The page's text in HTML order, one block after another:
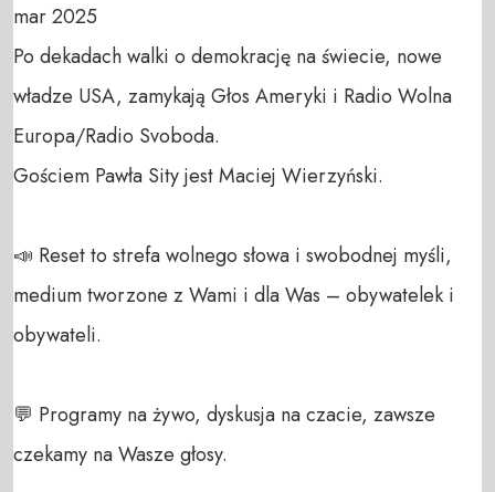
mar 2025
Po dekadach walki o demokrację na świecie, nowe
władze USA, zamykają Głos Ameryki i Radio Wolna
Europa/Radio Svoboda.
Gościem Pawła Sity jest Maciej Wierzyński.
📣 Reset to strefa wolnego słowa i swobodnej myśli,
medium tworzone z Wami i dla Was – obywatelek i
obywateli.
💬 Programy na żywo, dyskusja na czacie, zawsze
czekamy na Wasze głosy.